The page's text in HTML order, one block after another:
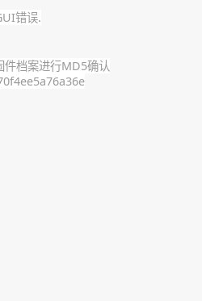
错误.
件档案进行MD5确认